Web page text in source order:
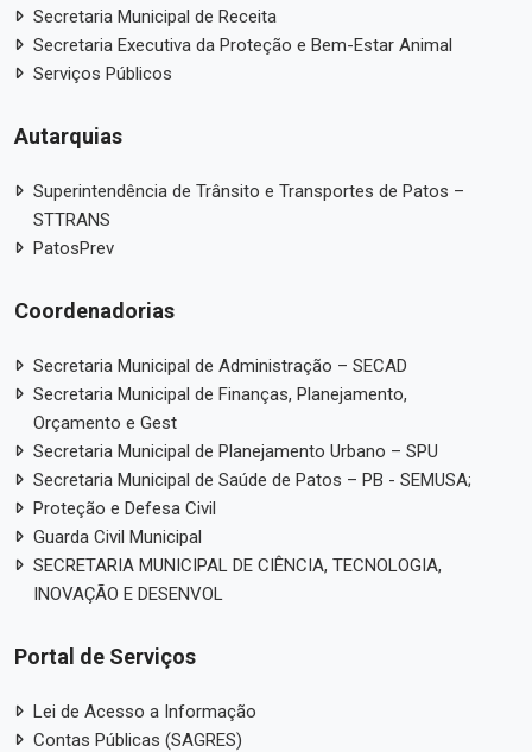
Secretaria Municipal de Receita
Secretaria Executiva da Proteção e Bem-Estar Animal
Serviços Públicos
Autarquias
Superintendência de Trânsito e Transportes de Patos –
STTRANS
PatosPrev
Coordenadorias
Secretaria Municipal de Administração – SECAD
Secretaria Municipal de Finanças, Planejamento,
Orçamento e Gest
Secretaria Municipal de Planejamento Urbano – SPU
Secretaria Municipal de Saúde de Patos – PB - SEMUSA;
Proteção e Defesa Civil
Guarda Civil Municipal
SECRETARIA MUNICIPAL DE CIÊNCIA, TECNOLOGIA,
INOVAÇÃO E DESENVOL
Portal de Serviços
Lei de Acesso a Informação
Contas Públicas (SAGRES)